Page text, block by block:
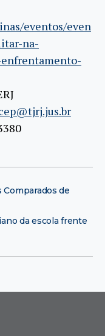
eventos/even
na-
de
da escola frente